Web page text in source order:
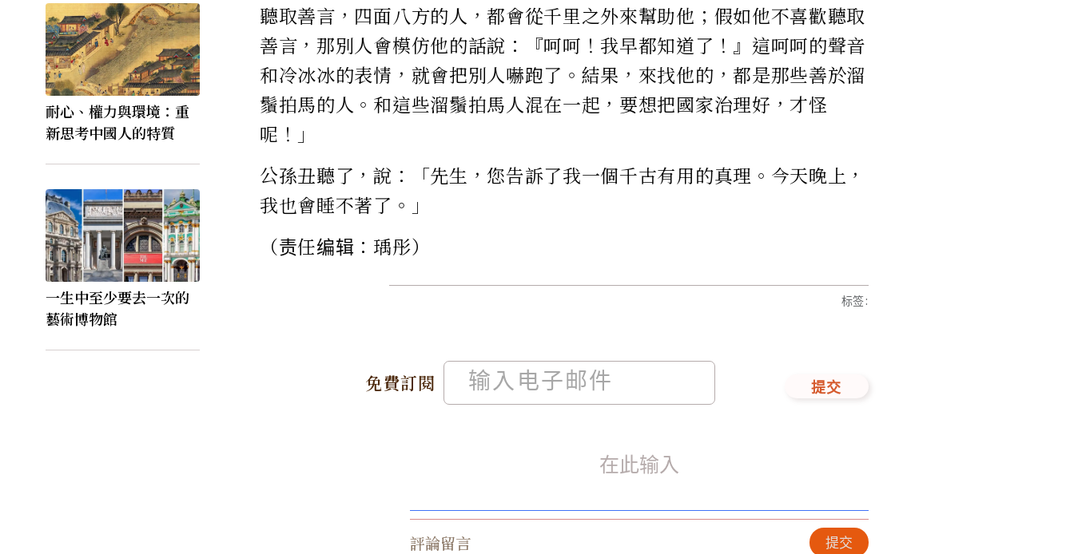
耐心、權力與環境：重
新思考中國人的特質
一生中至少要去一次的
藝術博物館
聽取善言，四面八方的人，都會從千里之外來幫助他；假如他不喜歡聽取
善言，那別人會模仿他的話說：『呵呵！我早都知道了！』這呵呵的聲音
和冷冰冰的表情，就會把別人嚇跑了。結果，來找他的，都是那些善於溜
鬚拍馬的人。和這些溜鬚拍馬人混在一起，要想把國家治理好，才怪
呢！」
公孫丑聽了，說：「先生，您告訴了我一個千古有用的真理。今天晚上，
我也會睡不著了。」
（责任编辑：瑀彤）
免費訂閱 提交
标签:
評論留言 提交